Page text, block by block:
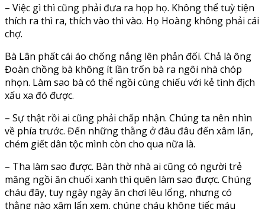
– Việc gì thì cũng phải đưa ra họp họ. Không thể tuỳ tiện
thích ra thì ra, thích vào thì vào. Họ Hoàng không phải cái
chợ.
Bà Lân phất cái áo chống nắng lên phản đối. Chả là ông
Đoàn chồng bà không ít lần trốn bà ra ngôi nhà chóp
nhọn. Làm sao bà có thể ngồi cùng chiếu với kẻ tình địch
xấu xa đó được.
– Sự thật rồi ai cũng phải chấp nhận. Chúng ta nên nhìn
về phía trước. Đến những thằng ở đâu đâu đến xâm lấn,
chém giết dân tộc mình còn cho qua nữa là.
– Tha làm sao được. Bàn thờ nhà ai cũng có người trẻ
măng ngồi ăn chuối xanh thì quên làm sao được. Chúng
cháu đây, tuy ngày ngày ăn chơi lêu lổng, nhưng có
thằng nào xâm lấn xem, chúng cháu không tiếc máu